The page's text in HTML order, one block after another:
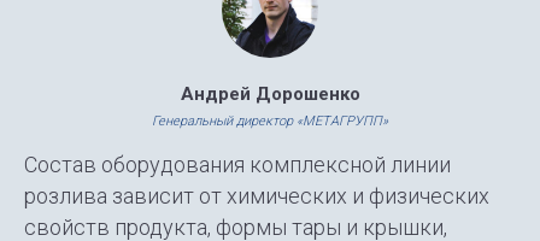
Андрей Дорошенко
Генеральный директор «МЕТАГРУПП»
Состав оборудования комплексной линии
розлива зависит от химических и физических
свойств продукта, формы тары и крышки,